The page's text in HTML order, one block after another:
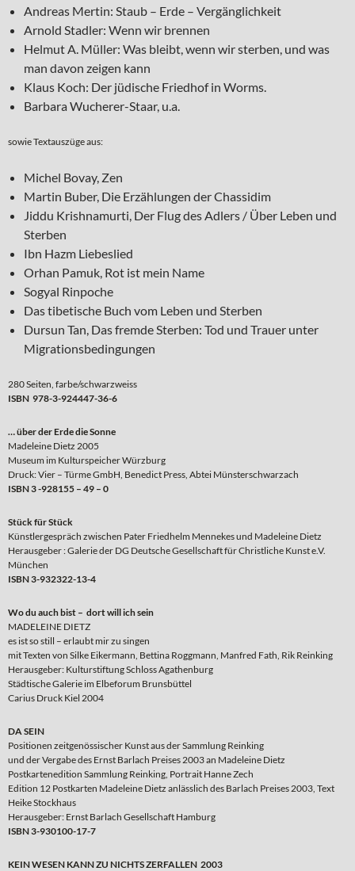
Andreas Mertin: Staub – Erde – Vergänglichkeit
Arnold Stadler: Wenn wir brennen
Helmut A. Müller: Was bleibt, wenn wir sterben, und was
man davon zeigen kann
Klaus Koch: Der jüdische Friedhof in Worms.
Barbara Wucherer-Staar, u.a.
sowie Textauszüge aus:
Michel Bovay, Zen
Martin Buber, Die Erzählungen der Chassidim
Jiddu Krishnamurti, Der Flug des Adlers / Über Leben und
Sterben
Ibn Hazm Liebeslied
Orhan Pamuk, Rot ist mein Name
Sogyal Rinpoche
Das tibetische Buch vom Leben und Sterben
Dursun Tan, Das fremde Sterben: Tod und Trauer unter
Migrationsbedingungen
280 Seiten, farbe/schwarzweiss
ISBN 978-3-924447-36-6
… über der Erde die Sonne
Madeleine Dietz 2005
Museum im Kulturspeicher Würzburg
Druck: Vier – Türme GmbH, Benedict Press, Abtei Münsterschwarzach
ISBN 3 -928155 – 49 – 0
Stück für Stück
Künstlergespräch zwischen Pater Friedhelm Mennekes und Madeleine Dietz
Herausgeber : Galerie der DG Deutsche Gesellschaft für Christliche Kunst e.V.
München
ISBN 3-932322-13-4
Wo du auch bist – dort will ich sein
MADELEINE DIETZ
es ist so still – erlaubt mir zu singen
mit Texten von Silke Eikermann, Bettina Roggmann, Manfred Fath, Rik Reinking
Herausgeber: Kulturstiftung Schloss Agathenburg
Städtische Galerie im Elbeforum Brunsbüttel
Carius Druck Kiel 2004
DA SEIN
Positionen zeitgenössischer Kunst aus der Sammlung Reinking
und der Vergabe des Ernst Barlach Preises 2003 an Madeleine Dietz
Postkartenedition Sammlung Reinking, Portrait Hanne Zech
Edition 12 Postkarten Madeleine Dietz anlässlich des Barlach Preises 2003, Text
Heike Stockhaus
Herausgeber: Ernst Barlach Gesellschaft Hamburg
ISBN 3-930100-17-7
KEIN WESEN KANN ZU NICHTS ZERFALLEN 2003